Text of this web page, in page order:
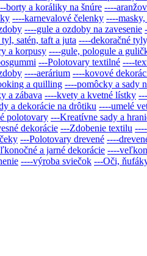
borty a koráliky na šnúre ----
----karnevalové čelenky ----
----gule a ozdoby na zavesenie
satén, taft a juta ----dekoračné
a korpusy ----gule, pologule a
---Polotovary textilné ----
----aerárium ----kovové
a quilling ----pomôcky a sady
a zábava ----kvety a kvetné lístky
a dekorácie na drôtiku ----umelé
polotovary ---Kreatívne sady a
dekorácie ---Zdobenie textilu
---Polotovary drevené ----
a jarné dekorácie ----
----výroba sviečok ---Oči,